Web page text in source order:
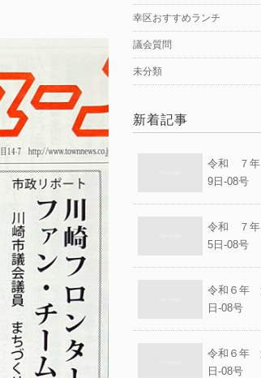
幸区おすすめランチ
議会質問
未分類
新着記事
令和 ７年
9日-08号
令和 ７年
5日-08号
令和６年
日-08号
令和６年
日-08号